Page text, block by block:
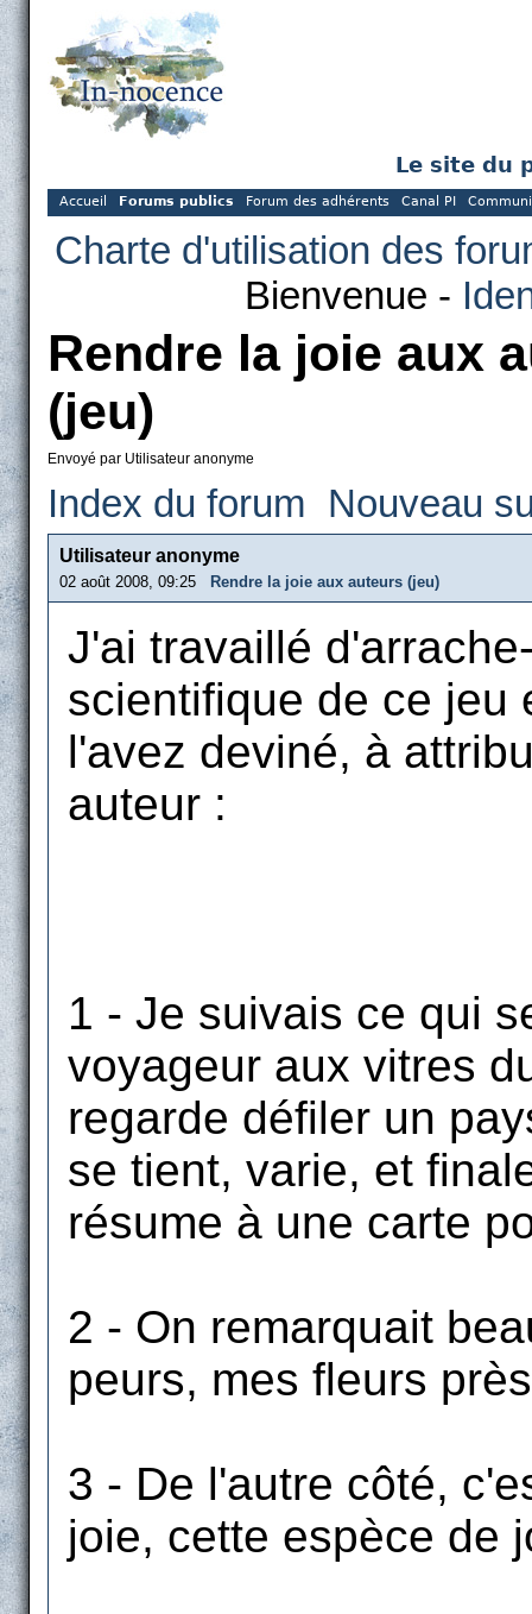
Le site du
Accueil Forums publics Forum des adhérents Canal PI
Charte d'utilisation des
Bienvenue -
Rendre la joie aux
(jeu)
Envoyé par Utilisateur anonyme
Index du forum Nouveau
Utilisateur anonyme
02 août 2008, 09:25 Rendre la joie aux auteurs (jeu)
J'ai travaillé
scientifique de ce jeu
l'avez deviné, à
auteur :
1 - Je suivais ce qui
voyageur aux vitres
regarde défiler un
se tient, varie, et
résume à une carte
2 - On remarquait
peurs, mes fleurs
3 - De l'autre côté,
joie, cette espèce de